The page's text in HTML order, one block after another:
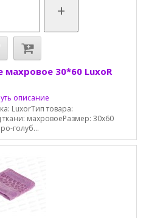
+
30*60 LuxoR
описание
LuxorТип товара:
махровоеРазмер: 30х60
голуб...